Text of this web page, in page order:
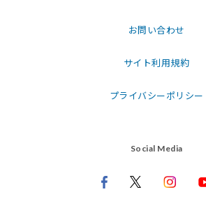
お問い合わせ
サイト利用規約
プライバシーポリシー
Social Media